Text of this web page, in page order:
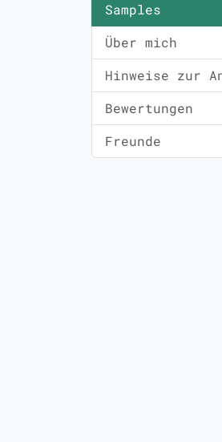
Samples
Über mich
Hinweise zur
Bewertungen
Freunde